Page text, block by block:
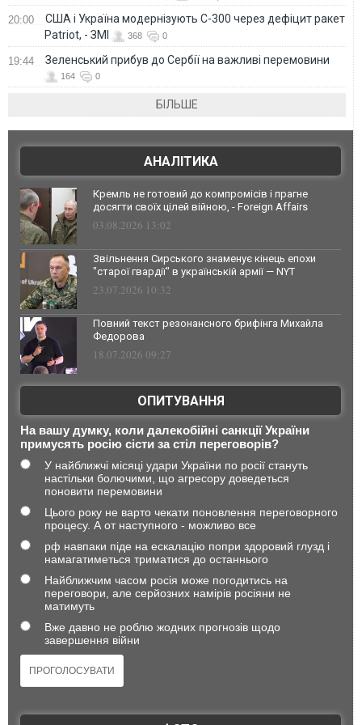
20:00
США і Україна модернізують С-300 через дефіцит ракет
Patriot, - ЗМІ
368 0
19:44 Зеленський прибув до Сербії на важливі перемовини
164 0
БІЛЬШЕ
АНАЛІТИКА
Кремль не готовий до компромісів і прагне
досягти своїх цілей війною, - Foreign Affairs
03.08.2026 13:02
Звільнення Сирського знаменує кінець епохи
"старої гвардії" в українській армії — NYT
23.07.2026 10:32
Повний текст резонансного брифінга Михайла
Федорова
18.07.2026 09:27
ОПИТУВАННЯ
На вашу думку, коли далекобійні санкції України
примусять росію сісти за стіл переговорів?
У найближчі місяці удари України по росії стануть
настільки болючими, що агресору доведеться
поновити перемовини
Цього року не варто чекати поновлення переговорного
процесу. А от наступного - можливо все
рф навпаки піде на ескалацію попри здоровий глузд і
намагатиметься триматися до останнього
Найближчим часом росія може погодитись на
переговори, але серйозних намірів росіяни не
матимуть
Вже давно не роблю жодних прогнозів щодо
завершення війни